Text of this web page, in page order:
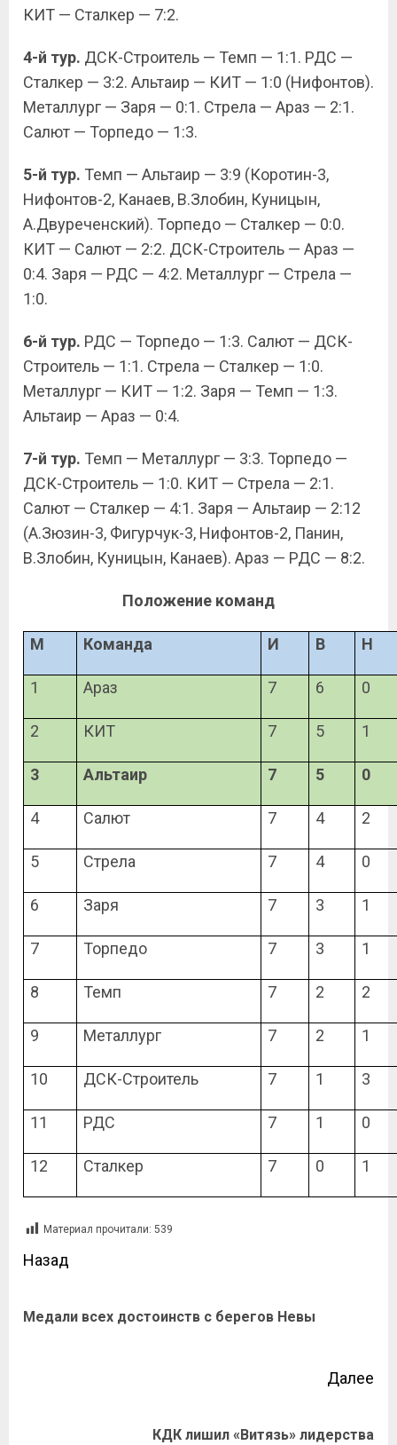
КИТ — Сталкер — 7:2.
4-й тур. ДСК-Строитель — Темп — 1:1. РДС —
Сталкер — 3:2. Альтаир — КИТ — 1:0 (Нифонтов).
Металлург — Заря — 0:1. Стрела — Араз — 2:1.
Салют — Торпедо — 1:3.
5-й тур. Темп — Альтаир — 3:9 (Коротин-3,
Нифонтов-2, Канаев, В.Злобин, Куницын,
А.Двуреченский). Торпедо — Сталкер — 0:0.
КИТ — Салют — 2:2. ДСК-Строитель — Араз —
0:4. Заря — РДС — 4:2. Металлург — Стрела —
1:0.
6-й тур. РДС — Торпедо — 1:3. Салют — ДСК-
Строитель — 1:1. Стрела — Сталкер — 1:0.
Металлург — КИТ — 1:2. Заря — Темп — 1:3.
Альтаир — Араз — 0:4.
7-й тур. Темп — Металлург — 3:3. Торпедо —
ДСК-Строитель — 1:0. КИТ — Стрела — 2:1.
Салют — Сталкер — 4:1. Заря — Альтаир — 2:12
(А.Зюзин-3, Фигурчук-3, Нифонтов-2, Панин,
В.Злобин, Куницын, Канаев). Араз — РДС — 8:2.
Положение команд
М Команда И В Н
1 Араз 7 6 0
2 КИТ 7 5 1
3 Альтаир 7 5 0
4 Салют 7 4 2
5 Стрела 7 4 0
6 Заря 7 3 1
7 Торпедо 7 3 1
8 Темп 7 2 2
9 Металлург 7 2 1
10 ДСК-Строитель 7 1 3
11 РДС 7 1 0
12 Сталкер 7 0 1
Материал прочитали: 539
Назад
Медали всех достоинств с берегов Невы
Далее
КДК лишил «Витязь» лидерства